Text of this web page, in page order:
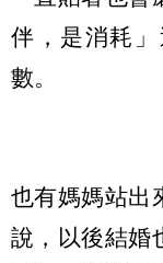
伴，是消耗
數。
也有媽媽站出
說，以後結婚